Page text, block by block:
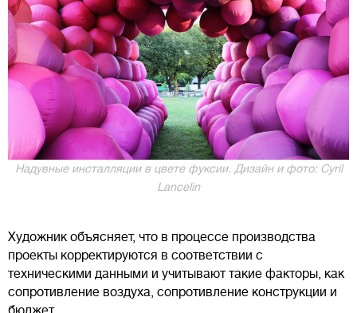
Надувные инсталляции в цвете фуксии. Дизайн и фото: Cyril
Lancelin
Художник объясняет, что в процессе производства
проекты корректируются в соответствии с
техническими данными и учитывают такие факторы, как
сопротивление воздуха, сопротивление конструкции и